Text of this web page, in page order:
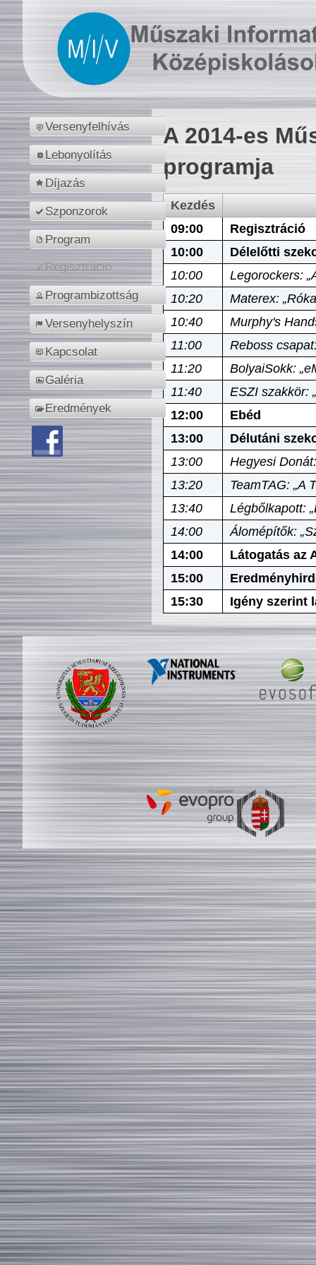
Versenyfelhívás
Lebonyolítás
Díjazás
Szponzorok
Program
Regisztráció
Programbizottság
Versenyhelyszín
Kapcsolat
Galéria
Eredmények
A 2014-es
programja
Kezdés
09:00
Regisztráció
10:00
Délelőtti
10:00
Legorockers:
10:20
Materex:
10:40
Murphy's
11:00
Reboss
11:20
BolyaiSokk:
11:40
ESZI szakkör:
12:00
Ebéd
13:00
Délutáni
13:00
Hegyesi
13:20
TeamTAG: „A
13:40
Légbőlkapott:
14:00
Álomépítők:
14:00
Látogatás az
15:00
15:30
Igény szerint